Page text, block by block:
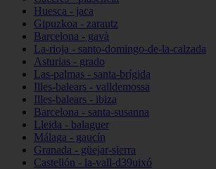
Huesca - jaca
Gipuzkoa - zarautz
Barcelona - gavà
La-rioja - santo-domingo-de-la-calzada
Asturias - grado
Las-palmas - santa-brígida
Illes-balears - valldemossa
Illes-balears - ibiza
Barcelona - santa-susanna
Lleida - balaguer
Málaga - gaucín
Granada - güejar-sierra
Castellón - la-vall-d39uixó